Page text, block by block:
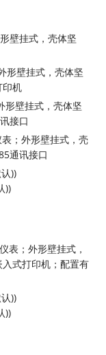
挂式，壳体坚
壁挂式，壳体坚
印机
形壁挂式，壳体坚
接口
；外形壁挂式，壳
485通讯接口
))
))
；外形壁挂式，
入式打印机；配置有
))
))